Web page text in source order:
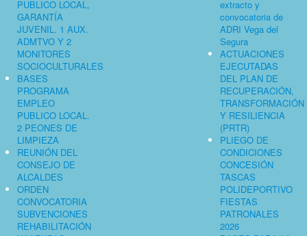
PUBLICO LOCAL,
GARANTÍA
JUVENIL. 1 AUX.
ADMTVO Y 2
MONITORES
SOCIOCULTURALES
BASES
PROGRAMA
EMPLEO
PUBLICO LOCAL.
2 PEONES DE
LIMPIEZA
REUNIÓN DEL
CONSEJO DE
ALCALDES
ORDEN
CONVOCATORIA
SUBVENCIONES
REHABILITACIÓN
extracto y
convocatoria de
ADRI Vega del
Segura
ACTUACIONES
EJECUTADAS
DEL PLAN DE
RECUPERACIÓN,
TRANSFORMACIÓN
Y RESILIENCIA
(PRTR)
PLIEGO DE
CONDICIONES
CONCESIÓN
TASCAS
POLIDEPORTIVO
FIESTAS
PATRONALES
2026